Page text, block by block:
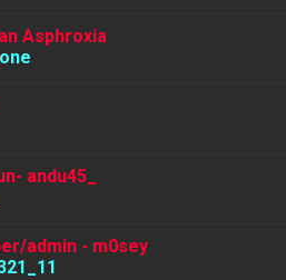
Asphroxia
andu45_
admin - m0sey